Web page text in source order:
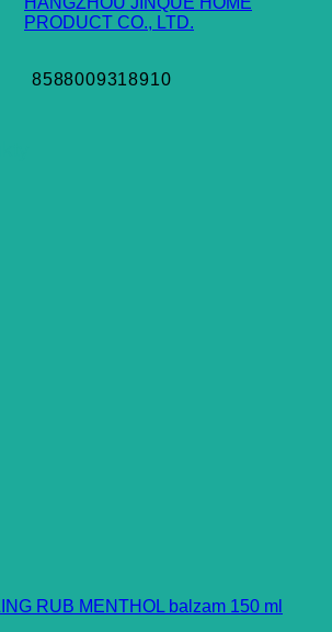
PRODUCT CO., LTD.
8588009318910
RUB MENTHOL balzam 150 ml